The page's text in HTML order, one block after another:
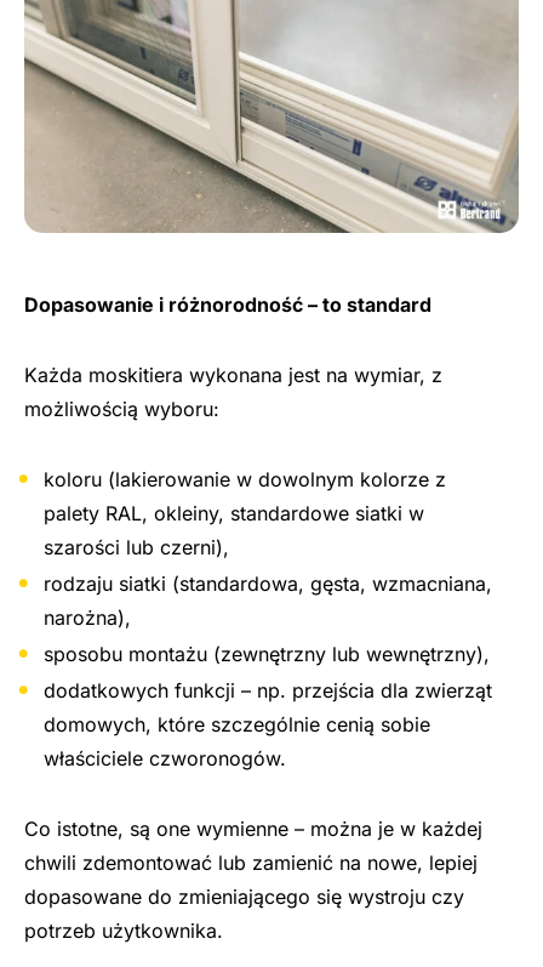
Dopasowanie i różnorodność – to standard
Każda moskitiera wykonana jest na wymiar, z
możliwością wyboru:
koloru (lakierowanie w dowolnym kolorze z
palety RAL, okleiny, standardowe siatki w
szarości lub czerni),
rodzaju siatki (standardowa, gęsta, wzmacniana,
narożna),
sposobu montażu (zewnętrzny lub wewnętrzny),
dodatkowych funkcji – np. przejścia dla zwierząt
domowych, które szczególnie cenią sobie
właściciele czworonogów.
Co istotne, są one wymienne – można je w każdej
chwili zdemontować lub zamienić na nowe, lepiej
dopasowane do zmieniającego się wystroju czy
potrzeb użytkownika.